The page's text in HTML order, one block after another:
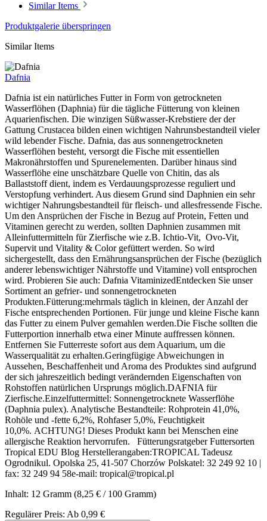
Similar Items
Produktgalerie überspringen
Similar Items
Dafnia
Dafnia ist ein natürliches Futter in Form von getrockneten
Wasserflöhen (Daphnia) für die tägliche Fütterung von kleinen
Aquarienfischen. Die winzigen Süßwasser-Krebstiere der der
Gattung Crustacea bilden einen wichtigen Nahrunsbestandteil vieler
wild lebender Fische. Dafnia, das aus sonnengetrockneten
Wasserflöhen besteht, versorgt die Fische mit essentiellen
Makronährstoffen und Spurenelementen. Darüber hinaus sind
Wasserflöhe eine unschätzbare Quelle von Chitin, das als
Ballaststoff dient, indem es Verdauungsprozesse reguliert und
Verstopfung verhindert. Aus diesem Grund sind Daphnien ein sehr
wichtiger Nahrungsbestandteil für fleisch- und allesfressende Fische.
Um den Ansprüchen der Fische in Bezug auf Protein, Fetten und
Vitaminen gerecht zu werden, sollten Daphnien zusammen mit
Alleinfuttermitteln für Zierfische wie z.B. Ichtio-Vit, Ovo-Vit,
Supervit und Vitality & Color gefüttert werden. So wird
sichergestellt, dass den Ernährungsansprüchen der Fische (bezüglich
anderer lebenswichtiger Nährstoffe und Vitamine) voll entsprochen
wird. Probieren Sie auch: Dafnia VitaminizedEntdecken Sie unser
Sortiment an gefrier- und sonnengetrockneten
Produkten.Fütterung:mehrmals täglich in kleinen, der Anzahl der
Fische entsprechenden Portionen. Für junge und kleine Fische kann
das Futter zu einem Pulver gemahlen werden.Die Fische sollten die
Futterportion innerhalb etwa einer Minute auffressen können.
Entfernen Sie Futterreste sofort aus dem Aquarium, um die
Wasserqualität zu erhalten.Geringfügige Abweichungen in
Aussehen, Beschaffenheit und Aroma des Produktes sind aufgrund
der sich jahreszeitlich bedingt verändernden Eigenschaften von
Rohstoffen natürlichen Ursprungs möglich.DAFNIA für
Zierfische.Einzelfuttermittel: Sonnengetrocknete Wasserflöhe
(Daphnia pulex). Analytische Bestandteile: Rohprotein 41,0%,
Rohöle und -fette 6,2%, Rohfaser 5,0%, Feuchtigkeit
10,0%. ACHTUNG! Dieses Produkt kann bei Menschen eine
allergische Reaktion hervorrufen. Fütterungsratgeber Futtersorten
Tropical EDU Blog Herstellerangaben:TROPICAL Tadeusz
Ogrodnikul. Opolska 25, 41-507 Chorzów Polskatel: 32 249 92 10 |
fax: 32 249 94 58e-mail: tropical@tropical.pl
Inhalt: 12 Gramm (8,25 € / 100 Gramm)
Regulärer Preis: Ab 0,99 €